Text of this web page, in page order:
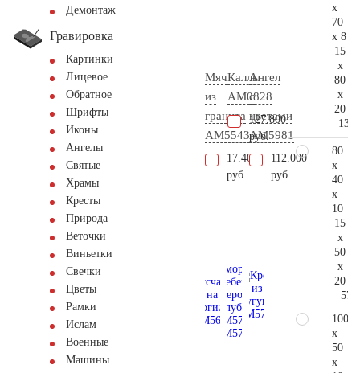
Демонтаж
Гравировка
Картинки
Лицевое
Обратное
Шрифты
Иконы
Ангелы
Святые
Храмы
Кресты
Природа
Веточки
Виньетки
Свечки
Цветы
Рамки
Ислам
Военные
Машины
Мяч
из
гранита
AM5543
17.400
руб.
Каллы
AM0828
127.800
руб.
Ангел
с
цветами
AM5981
112.000
руб.
x
70
x 8
15
x
80
x
20
80
x
40
x
10
15
x
50
x
20
100
x
50
x